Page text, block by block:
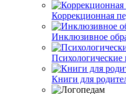
Коррекционная
Инклюзивное
Книги для